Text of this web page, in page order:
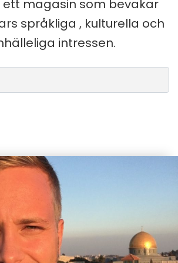
ett magasin som bevakar
språkliga , kulturella och
intressen.